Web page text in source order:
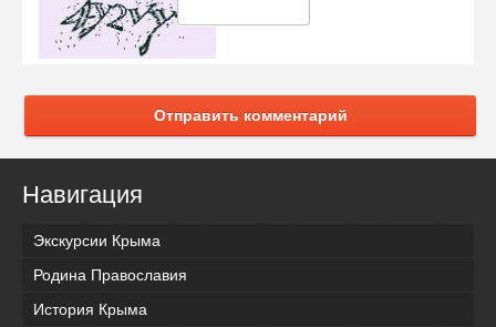
Отправить комментарий
Навигация
Экскурсии Крыма
Родина Православия
История Крыма